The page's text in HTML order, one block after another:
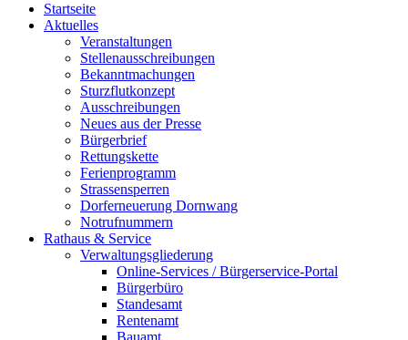
Startseite
Aktuelles
Veranstaltungen
Stellenausschreibungen
Bekanntmachungen
Sturzflutkonzept
Ausschreibungen
Neues aus der Presse
Bürgerbrief
Rettungskette
Ferienprogramm
Strassensperren
Dorferneuerung Dornwang
Notrufnummern
Rathaus & Service
Verwaltungsgliederung
Online-Services / Bürgerservice-Portal
Bürgerbüro
Standesamt
Rentenamt
Bauamt